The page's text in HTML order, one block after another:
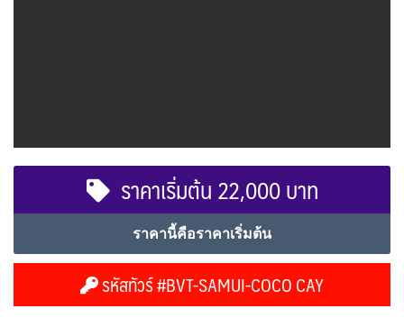
ราคาเริ่มต้น 22,000 บาท
ราคานี้คือราคาเริ่มต้น
รหัสทัวร์ #BVT-SAMUI-COCO CAY